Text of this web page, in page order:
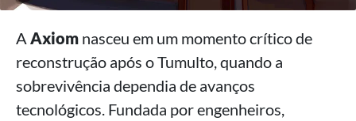
A Axiom nasceu em um momento crítico de
reconstrução após o Tumulto, quando a
sobrevivência dependia de avanços
tecnológicos. Fundada por engenheiros,